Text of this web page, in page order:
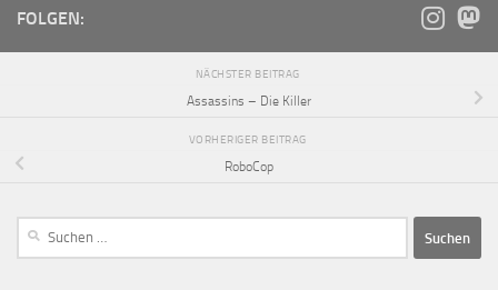
FOLGEN:
NÄCHSTER BEITRAG
Assassins – Die Killer
VORHERIGER BEITRAG
RoboCop